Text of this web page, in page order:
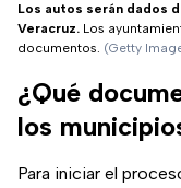
Los autos serán dados
Veracruz. Los
documentos. (Getty
¿Qué
los
Para iniciar el